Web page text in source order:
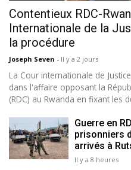
Contentieux RDC-
Internationale de la
la procédure
Joseph Seven - Il y a 2 jours
La Cour internationale de
dans l'affaire opposant la
(RDC) au Rwanda en fixant les
Guerre en
prisonniers
arrivés à
Il y a 8 heures